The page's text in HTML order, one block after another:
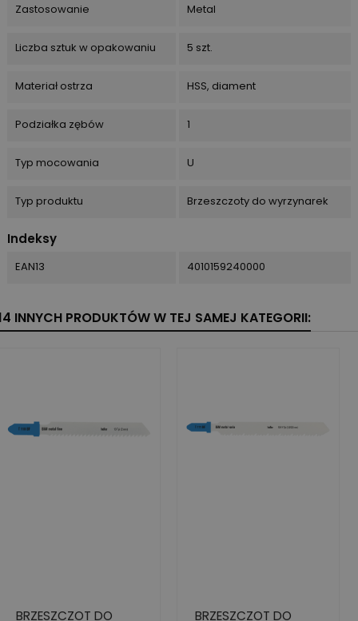
Zastosowanie Metal
Liczba sztuk w opakowaniu 5 szt.
Materiał ostrza HSS, diament
Podziałka zębów 1
Typ mocowania U
Typ produktu Brzeszczoty do wyrzynarek
Indeksy
EAN13 4010159240000
INNYCH PRODUKTÓW W TEJ SAMEJ KATEGORII:
BRZESZCZOT DO BRZESZCZOT DO